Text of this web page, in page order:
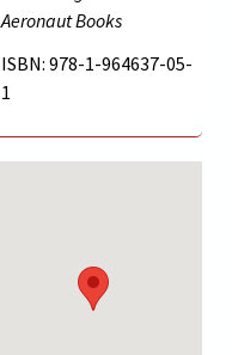
Aeronaut Books
ISBN: 978-1-964637-05-
1